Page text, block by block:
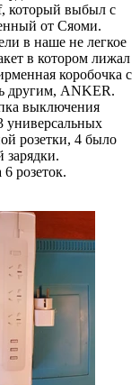
который выбыл с
от Сяоми.
в наше не легкое
в котором лижал
коробочка с
другим, ANKER.
выключения
универсальных
розетки, 4 было
зарядки.
розеток.